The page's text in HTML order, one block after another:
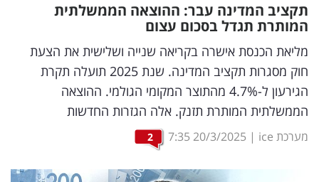
דיגיטל
וטק
שיווק
ופרסום
משפט
תקציב המדינה עבר: ההוצאה הממשלתית
המותרת תגדל בסכום עצום
מליאת הכנסת אישרה בקריאה שנייה ושלישית את הצעת
חוק מסגרות תקציב המדינה. שנת 2025 תועלה תקרת
הגירעון ל-4.7% מהתוצר המקומי הגולמי. ההוצאה
הממשלתית המותרת תזנק. אלה הגזרות החדשות
מערכת ice |
20/3/2025
7:35
2